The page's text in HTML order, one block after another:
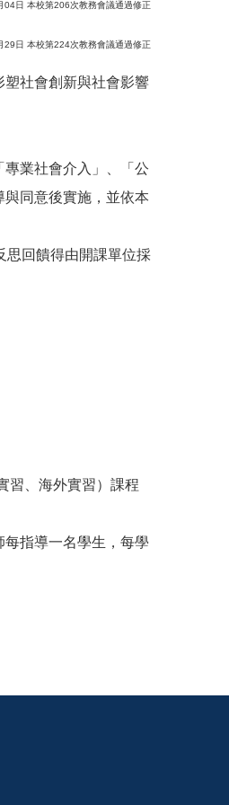
04日 本校第206次教務會議通過修正
29日 本校第224次教務會議通過修正
社會創新與社會影響
業社會介入」、「公
同意後實施，並依本
回饋得由開課單位採
習、海外實習）課程
指導一名學生，每學